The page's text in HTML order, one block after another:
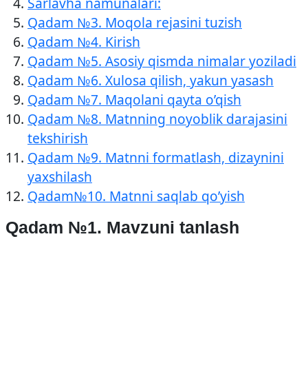
Qadam №3. Moqola rejasini tuzish
Qadam №4. Kirish
Qadam №5. Asosiy qismda nimalar yoziladi
Qadam №6. Xulosa qilish, yakun yasash
Qadam №7. Maqolani qayta o’qish
Qadam №8. Matnning noyoblik darajasini
tekshirish
Qadam №9. Matnni formatlash, dizaynini
yaxshilash
Qadam№10. Matnni saqlab qo’yish
Qadam №1. Mavzuni tanlash